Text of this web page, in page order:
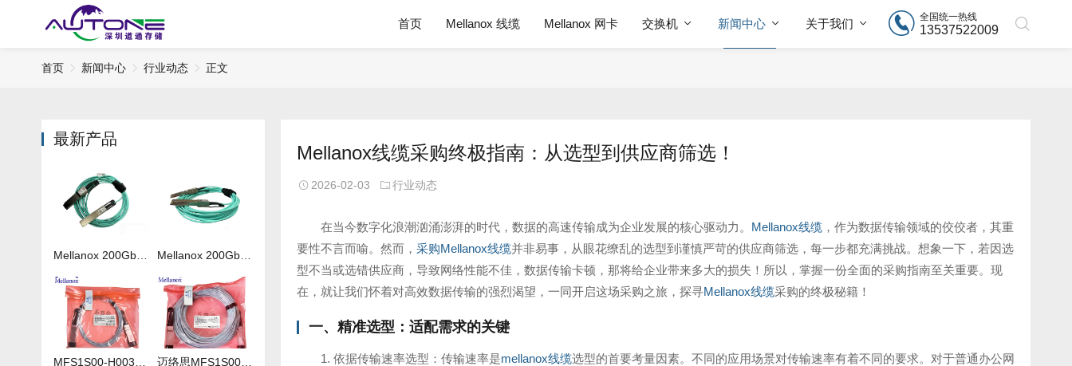
首页 Mellanox 线缆 Mellanox 网卡 交换机 新闻中心 关于我们
全国统一热线
13537522009
首页 新闻中心 行业动态 正文
Mellanox线缆采购终极指南：从选型到供应商筛选！
2026-02-03 行业动态
在当今数字化浪潮汹涌澎湃的时代，数据的高速传输成为企业发展的核心驱动力。 Mellanox线缆 ，作为数据传输领域的佼佼者，其重
要性不言而喻。然而， 采购Mellanox线缆并非易事，从眼花缭乱的选型到谨慎严苛的供应商筛选，每一步都充满挑战。想象一下，若因选
型不当或选错供应商，导致网络性能不佳，数据传输卡顿，那将给企业带来多大的损失！所以，掌握一份全面的采购指南至关重要。现
在，就让我们怀着对高效数据传输的强烈渴望，一同开启这场采购之旅，探寻Mellanox线缆采购的终极秘籍！
一、精准选型：适配需求的关键
1. 依据传输速率选型：传输速率是mellanox线缆选型的首要考量因素。不同的应用场景对传输速率有着不同的要求。对于普通办公网
最新产品